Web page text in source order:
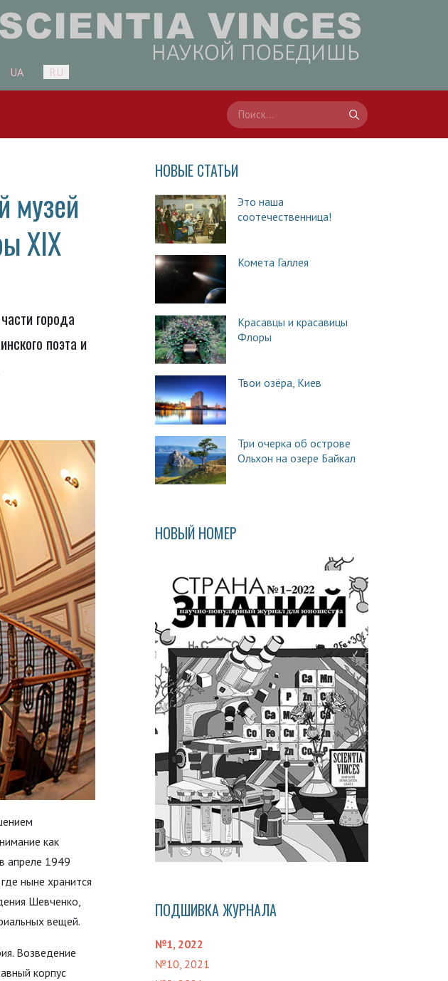
Выберите язык
UA RU
музей
XIX
города
поэта и
как
апреле 1949
ныне хранится
Шевченко,
вещей.
Возведение
корпус
НОВЫЕ СТАТЬИ
Это наша
соотечественница!
Комета Галлея
Красавцы и красавицы
Флоры
Твои озёра, Киев
Три очерка об острове
Ольхон на озере Байкал
НОВЫЙ НОМЕР
ПОДШИВКА ЖУРНАЛА
№1, 2022
№10, 2021